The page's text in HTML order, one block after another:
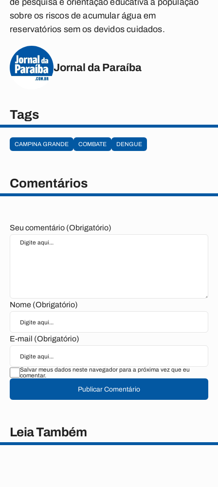
de pesquisa e orientação educativa à população
sobre os riscos de acumular água em
reservatórios sem os devidos cuidados.
Jornal da Paraíba
Tags
CAMPINA GRANDE COMBATE DENGUE
Comentários
Seu comentário (Obrigatório)
Nome (Obrigatório)
E-mail (Obrigatório)
Salvar meus dados neste navegador para a próxima vez que eu
comentar.
Publicar Comentário
Leia Também